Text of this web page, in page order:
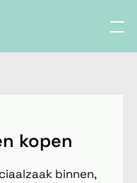
kopen
binnen,